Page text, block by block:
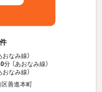
おなみ線）
分 （あおなみ線）
おなみ線）
善進本町